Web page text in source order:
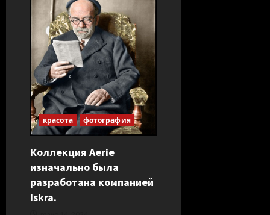
n
e
e
n
t
r
a
красота фотография
Коллекция Aerie
изначально была
разработана компанией
Iskra.